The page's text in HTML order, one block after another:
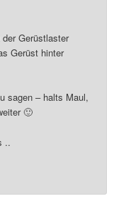
Gerüstlaster
Gerüst hinter
sagen – halts Maul,
🙂
..